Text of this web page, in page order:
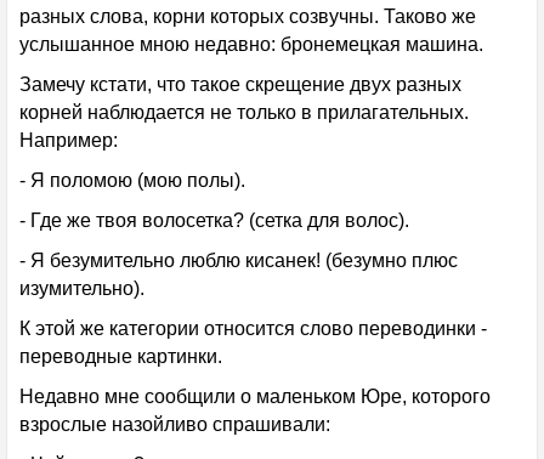
разных слова, корни которых созвучны. Таково же
услышанное мною недавно: бронемецкая машина.
Замечу кстати, что такое скрещение двух разных
корней наблюдается не только в прилагательных.
Например:
- Я поломою (мою полы).
- Где же твоя волосетка? (сетка для волос).
- Я безумительно люблю кисанек! (безумно плюс
изумительно).
К этой же категории относится слово переводинки -
переводные картинки.
Недавно мне сообщили о маленьком Юре, которого
взрослые назойливо спрашивали: